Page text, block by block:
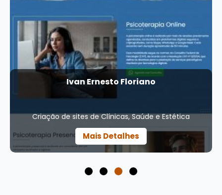
Vet do Pet
Criação de sites de Clínicas, Saúde e Estética
Mais Detalhes